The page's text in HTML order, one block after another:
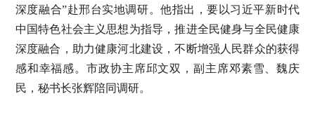
深度融合”赴邢台实地调研。他指出，要以习近平新时代
中国特色社会主义思想为指导，推进全民健身与全民健康
深度融合，助力健康河北建设，不断增强人民群众的获得
感和幸福感。市政协主席邱文双，副主席邓素雪、魏庆
民，秘书长张辉陪同调研。